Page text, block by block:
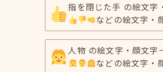
指を閉じた手 の絵文字
などの絵文字・
人物 の絵文字・顔文字
などの絵文字・